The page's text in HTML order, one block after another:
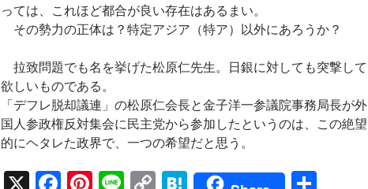
っては、これほど都合が良い存在はあるまい。
その勢力の正体は？特定アジア（特ア）以外にあろうか？
拉致問題でも名を挙げた松原仁先生。日銀に対しても突撃して
欲しいものである。
「デフレ脱却議連」の松原仁会長と金子洋一参議院事務局長が外
国人参政権反対集会に民主党から参加したというのは、この絶望
的にヘタレた政界で、一つの希望だと思う。